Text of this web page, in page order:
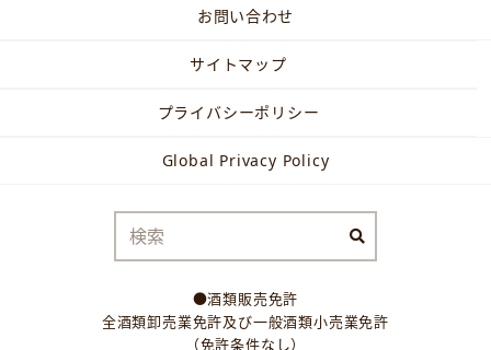
お問い合わせ
サイトマップ
プライバシーポリシー
Global Privacy Policy
●酒類販売免許
全酒類卸売業免許及び一般酒類小売業免許
（免許条件なし）